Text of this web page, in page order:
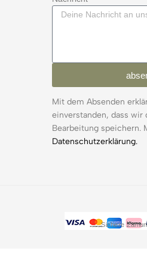
Mit dem Absenden
einverstanden, dass wir
Bearbeitung speichern.
Datenschutzerklärung.
Sichere